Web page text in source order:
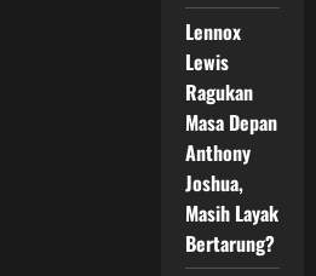
Lennox
Lewis
Ragukan
Masa Depan
Anthony
Joshua,
Masih Layak
Bertarung?